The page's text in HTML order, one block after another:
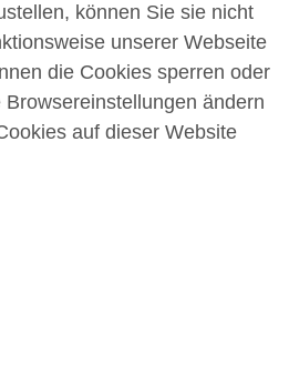
können Sie sie nicht
unserer Webseite
die Cookies sperren oder
ändern
auf dieser Website